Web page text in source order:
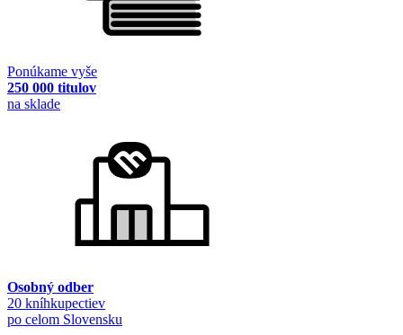
Ponúkame vyše
250 000 titulov
na sklade
Osobný odber
20 kníhkupectiev
po celom Slovensku